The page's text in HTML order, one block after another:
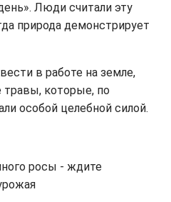
Люди считали эту
природа демонстрирует
в работе на земле,
травы, которые, по
особой целебной силой.
росы - ждите